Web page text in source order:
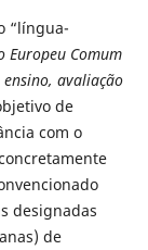
“língua-
Europeu Comum
ensino, avaliação
de
com o
designadas
de